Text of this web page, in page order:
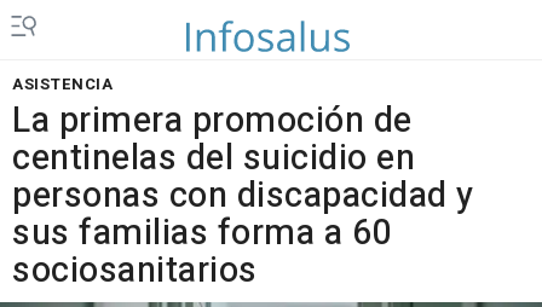
ASISTENCIA
La primera promoción de
centinelas del suicidio en
personas con discapacidad y
sus familias forma a 60
sociosanitarios